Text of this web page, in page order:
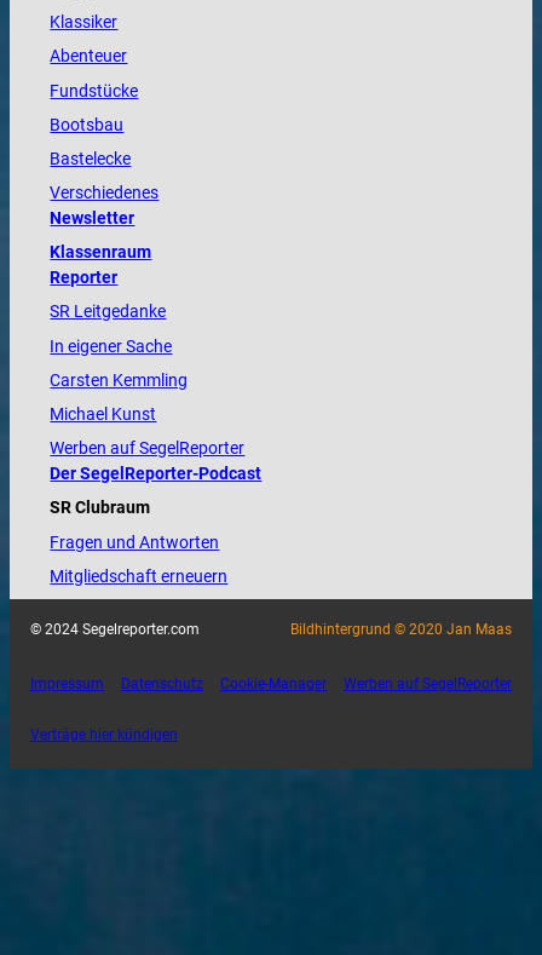
Klassiker
Abenteuer
Fundstücke
Bootsbau
Bastelecke
Verschiedenes
Newsletter
Klassenraum
Reporter
SR Leitgedanke
In eigener Sache
Carsten Kemmling
Michael Kunst
Werben auf SegelReporter
Der SegelReporter-Podcast
SR Clubraum
Fragen und Antworten
Mitgliedschaft erneuern
© 2024 Segelreporter.com Bildhintergrund © 2020 Jan Maas
Impressum Datenschutz Cookie-Manager Werben auf SegelReporter
Verträge hier kündigen